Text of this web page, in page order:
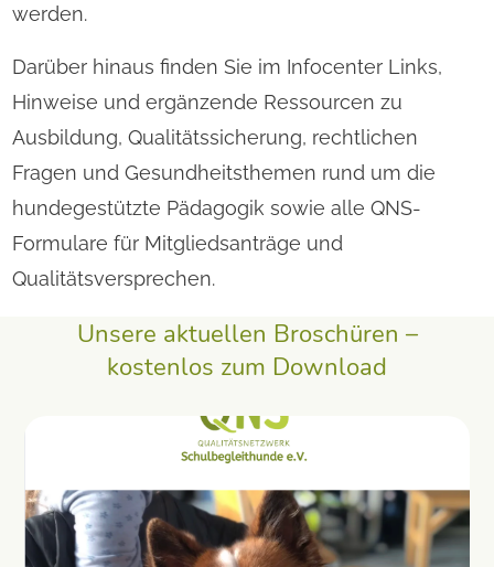
werden.
Darüber hinaus finden Sie im Infocenter Links,
Hinweise und ergänzende Ressourcen zu
Ausbildung, Qualitätssicherung, rechtlichen
Fragen und Gesundheitsthemen rund um die
hundegestützte Pädagogik sowie alle QNS-
Formulare für Mitgliedsanträge und
Qualitätsversprechen.
Unsere aktuellen Broschüren –
kostenlos zum Download